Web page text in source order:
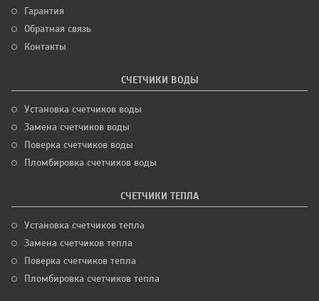
Гарантия
Обратная связь
Контакты
СЧЕТЧИКИ ВОДЫ
Установка счетчиков воды
Замена счетчиков воды
Поверка счетчиков воды
Пломбировка счетчиков воды
СЧЕТЧИКИ ТЕПЛА
Установка счетчиков тепла
Замена счетчиков тепла
Поверка счетчиков тепла
Пломбировка счетчиков тепла